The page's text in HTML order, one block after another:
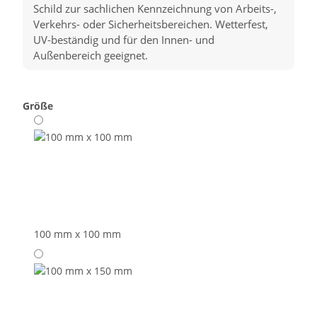
Schild zur sachlichen Kennzeichnung von Arbeits-,
Verkehrs- oder Sicherheitsbereichen. Wetterfest,
UV-beständig und für den Innen- und
Außenbereich geeignet.
Größe
100 mm x 100 mm